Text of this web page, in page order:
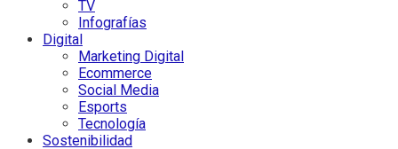
TV
Infografías
Digital
Marketing Digital
Ecommerce
Social Media
Esports
Tecnología
Sostenibilidad